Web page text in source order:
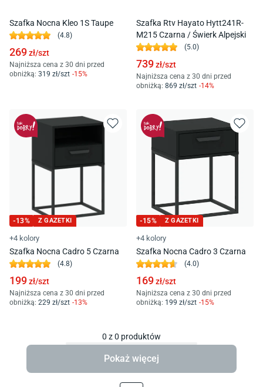
Szafka Nocna Kleo 1S Taupe
(4.8)
269zł/szt
Najniższa cena z 30 dni przed
obniżką: 319 zł/szt -15%
Szafka Rtv Hayato Hytt241R-
M215 Czarna / Świerk Alpejski
(5.0)
739zł/szt
Najniższa cena z 30 dni przed
obniżką: 869 zł/szt -14%
-13% Z GAZETKI
+4 kolory
Szafka Nocna Cadro 5 Czarna
(4.8)
199zł/szt
Najniższa cena z 30 dni przed
obniżką: 229 zł/szt -13%
-15% Z GAZETKI
+4 kolory
Szafka Nocna Cadro 3 Czarna
(4.0)
169zł/szt
Najniższa cena z 30 dni przed
obniżką: 199 zł/szt -15%
0 z0 produktów
Pokaż więcej